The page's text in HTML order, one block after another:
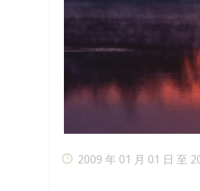
2009 年 01 月 01 日 至